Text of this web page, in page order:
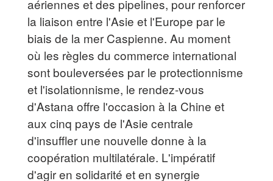
aériennes et des pipelines, pour renforcer
la liaison entre l'Asie et l'Europe par le
biais de la mer Caspienne. Au moment
où les règles du commerce international
sont bouleversées par le protectionnisme
et l'isolationnisme, le rendez-vous
d'Astana offre l'occasion à la Chine et
aux cinq pays de l'Asie centrale
d'insuffler une nouvelle donne à la
coopération multilatérale. L'impératif
d'agir en solidarité et en synergie